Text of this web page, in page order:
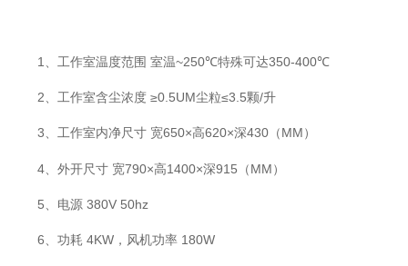
1 、工作室温度范围 室温~250℃特殊可达350-400℃
2、工作室含尘浓度≥0.5UM尘粒≤3.5颗/升
3、工作室内净尺寸 宽650×高620×深430 （ MM ）
4 、外开尺寸 宽790×高1400×深915 （ MM ）
5、电源380V 50hz
6、功耗4KW ，风机功率 180W